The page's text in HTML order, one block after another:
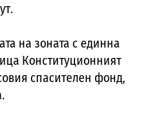
на зоната с единна
Конституционният
спасителен фонд,